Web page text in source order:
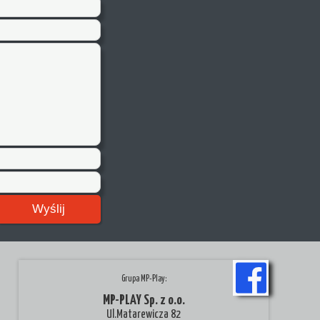
Wyślij
Grupa MP-Play:
MP-PLAY Sp. z o.o.
Ul.Matarewicza 82